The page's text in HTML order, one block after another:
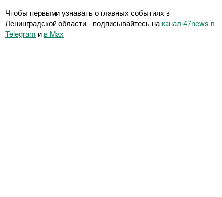
Чтобы первыми узнавать о главных событиях в
Ленинградской области - подписывайтесь на канал 47news в
Telegram и в Maх